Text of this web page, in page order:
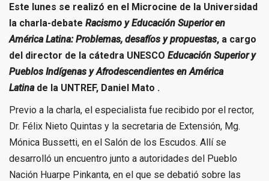
Este lunes se realizó en el Microcine de la Universidad
la charla-debate Racismo y Educación Superior en
América Latina: Problemas, desafíos y propuestas, a cargo
del director de la cátedra UNESCO Educación Superior y
Pueblos Indígenas y Afrodescendientes en América
Latina de la UNTREF, Daniel Mato .
Previo a la charla, el especialista fue recibido por el rector,
Dr. Félix Nieto Quintas y la secretaria de Extensión, Mg.
Mónica Bussetti, en el Salón de los Escudos. Allí se
desarrolló un encuentro junto a autoridades del Pueblo
Nación Huarpe Pinkanta, en el que se debatió sobre las